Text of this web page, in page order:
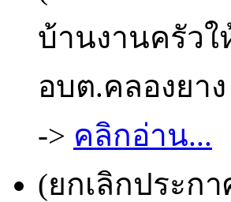
บ้านงานครัวใ
อบต.คลองยาง
-> คลิกอ่าน...
(ยกเลิกประก